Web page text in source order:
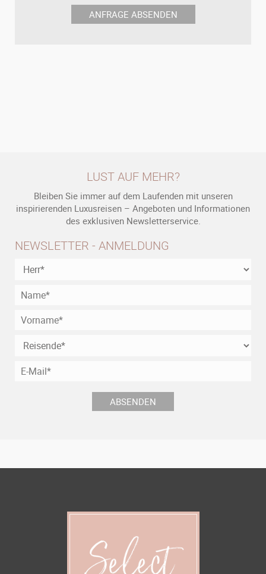
LUST AUF MEHR?
Bleiben Sie immer auf dem Laufenden mit unseren
inspirierenden Luxusreisen – Angeboten und Informationen
des exklusiven Newsletterservice.
NEWSLETTER - ANMELDUNG